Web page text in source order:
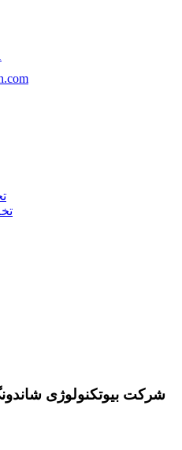
شرکت بیوتکنولوژی